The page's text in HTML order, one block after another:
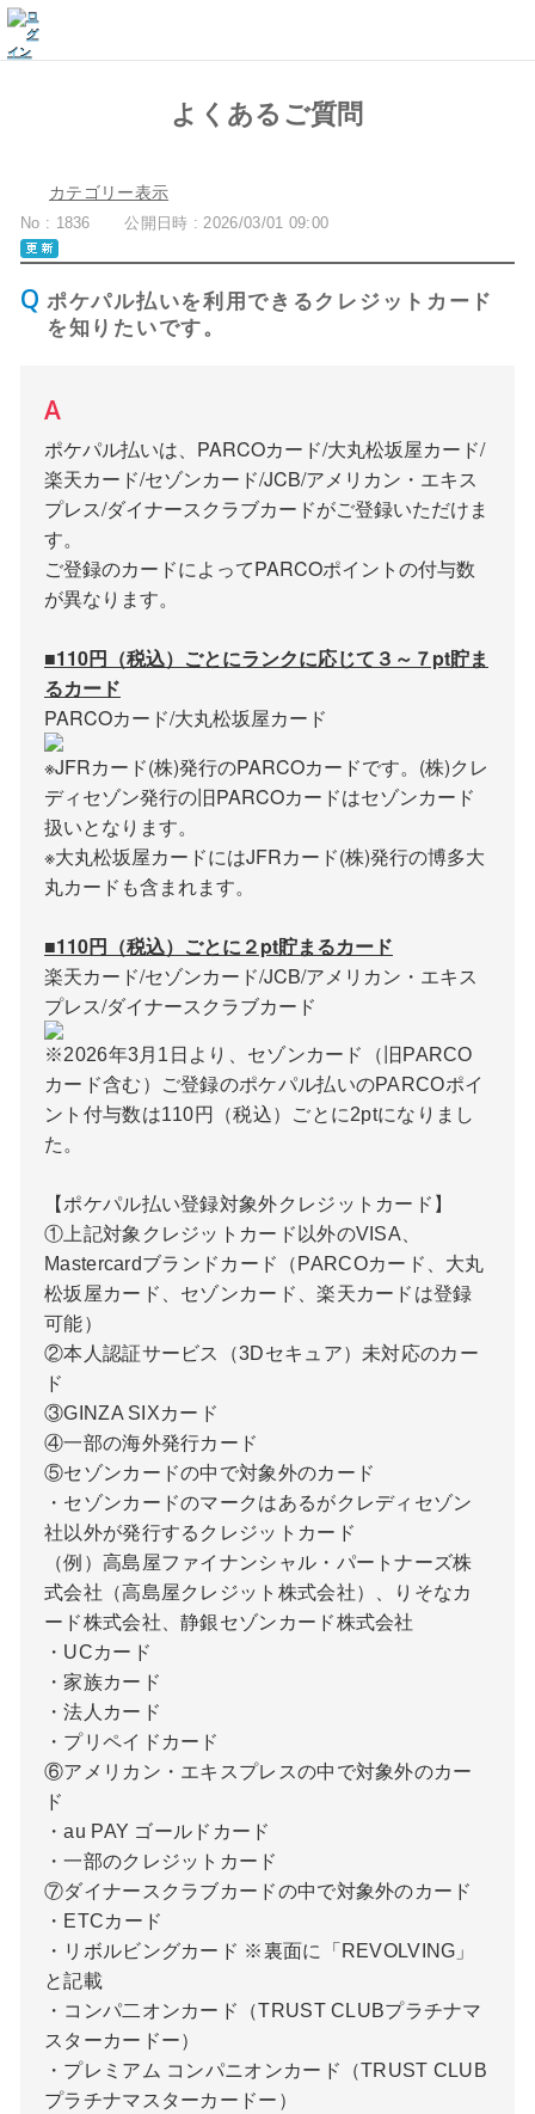
よくあるご質問
カテゴリー表示
No : 1836 公開日時 : 2026/03/01 09:00
ポケパル払いを利用できるクレジットカード
を知りたいです。
ポケパル払いは、PARCOカード/大丸松坂屋カード/
楽天カード/セゾンカード/JCB/アメリカン・エキス
プレス/ダイナースクラブカードがご登録いただけま
す。
ご登録のカードによってPARCOポイントの付与数
が異なります。
■110円（税込）ごとにランクに応じて３～７pt貯ま
るカード
PARCOカード/大丸松坂屋カード
※JFRカード(株)発行のPARCOカードです。(株)クレ
ディセゾン発行の旧PARCOカードはセゾンカード
扱いとなります。
※大丸松坂屋カードにはJFRカード(株)発行の博多大
丸カードも含まれます。
■110円（税込）ごとに２pt貯まるカード
楽天カード/セゾンカード/JCB/アメリカン・エキス
プレス/ダイナースクラブカード
※2026年3月1日より、セゾンカード（旧PARCO
カード含む）ご登録のポケパル払いのPARCOポイ
ント付与数は110円（税込）ごとに2ptになりまし
た。
【ポケパル払い登録対象外クレジットカード】
①上記対象クレジットカード以外のVISA、
Mastercardブランドカード（PARCOカード、大丸
松坂屋カード、セゾンカード、楽天カードは登録
可能）
②本人認証サービス（3Dセキュア）未対応のカー
ド
③GINZA SIXカード
④一部の海外発行カード
⑤セゾンカードの中で対象外のカード
・セゾンカードのマークはあるがクレディセゾン
社以外が発行するクレジットカード
（例）高島屋ファイナンシャル・パートナーズ株
式会社（高島屋クレジット株式会社）、りそなカ
ード株式会社、静銀セゾンカード株式会社
・UCカード
・家族カード
・法人カード
・プリペイドカード
⑥アメリカン・エキスプレスの中で対象外のカー
ド
・au PAY ゴールドカード
・一部のクレジットカード
⑦ダイナースクラブカードの中で対象外のカード
・ETCカード
・リボルビングカード ※裏面に「REVOLVING」
と記載
・コンパ二オンカード（TRUST CLUBプラチナマ
スターカードー）
・プレミアム コンパニオンカード（TRUST CLUB
プラチナマスターカードー）